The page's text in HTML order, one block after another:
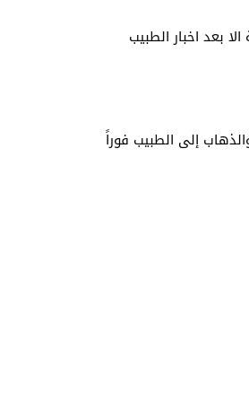
بعد اخبار الطبيب
إلى الطبيب فوراً